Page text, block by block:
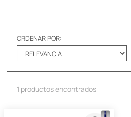
ORDENAR POR:
1 productos encontrados